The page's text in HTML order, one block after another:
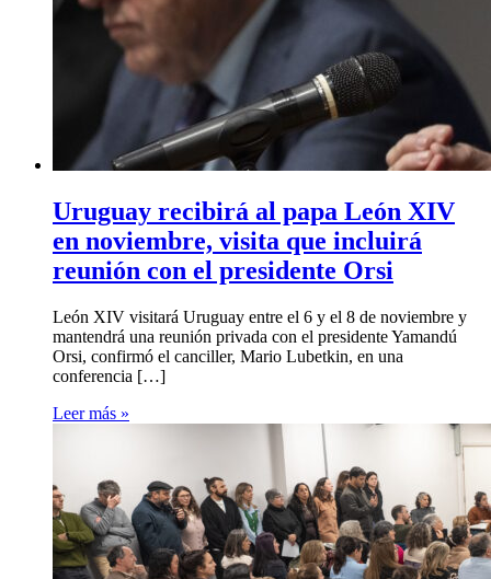
Uruguay recibirá al papa León XIV
en noviembre, visita que incluirá
reunión con el presidente Orsi
León XIV visitará Uruguay entre el 6 y el 8 de noviembre y
mantendrá una reunión privada con el presidente Yamandú
Orsi, confirmó el canciller, Mario Lubetkin, en una
conferencia […]
Leer más »